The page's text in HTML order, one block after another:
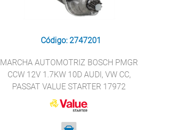
Código: 2747201
MARCHA AUTOMOTRIZ BOSCH PMGR
CCW 12V 1.7KW 10D AUDI, VW CC,
PASSAT VALUE STARTER 17972